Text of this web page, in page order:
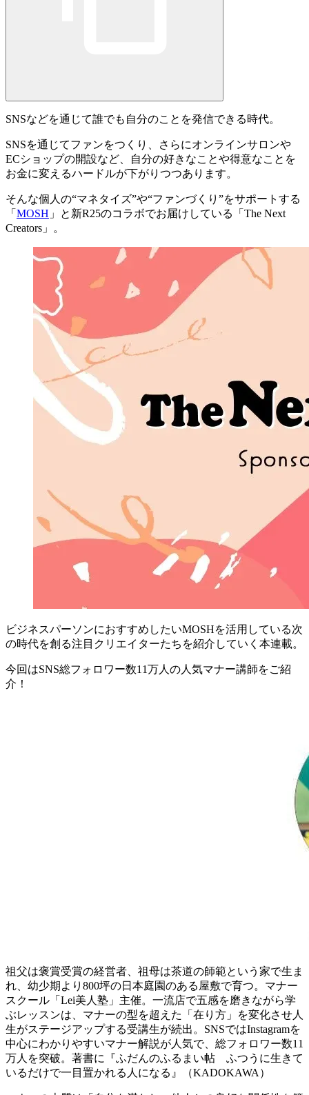
SNSなどを通じて誰でも自分のことを発信できる時代。
SNSを通じてファンをつくり、さらにオンラインサロンや
ECショップの開設など、自分の好きなことや得意なことを
お金に変えるハードルが下がりつつあります。
そんな個人の“マネタイズ”や“ファンづくり”をサポートする
「 MOSH 」と新R25のコラボでお届けしている「 The Next
Creators 」。
ビジネスパーソンにおすすめしたいMOSHを活用している次
の時代を創る注目クリエイターたちを紹介していく本連載。
今回はSNS総フォロワー数11万人の人気マナー講師をご紹
介！
祖父は褒賞受賞の経営者、祖母は茶道の師範という家で生ま
れ、幼少期より800坪の日本庭園のある屋敷で育つ。マナー
スクール「Lei美人塾」主催。一流店で五感を磨きながら学
ぶレッスンは、マナーの型を超えた「在り方」を変化させ人
生がステージアップする受講生が続出。SNSではInstagramを
中心にわかりやすいマナー解説が人気で、総フォロワー数11
万人を突破。著書に『ふだんのふるまい帖 ふつうに生きて
いるだけで一目置かれる人になる』（KADOKAWA）